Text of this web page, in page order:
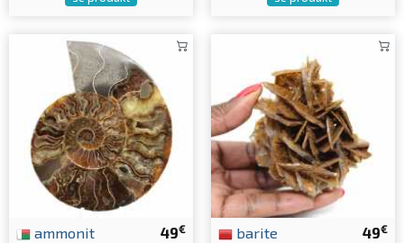
49€
ammonit 49€
barite